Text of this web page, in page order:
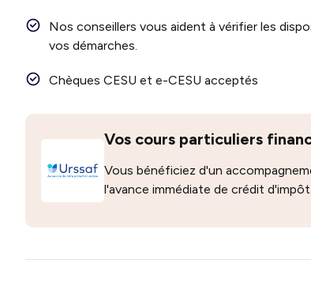
Nos conseillers vous aident à vérifier les
vos démarches.
Chèques CESU et e-CESU acceptés
Vos cours particuliers
Vous bénéficiez d'un
l'avance immédiate de crédit d'impôt.